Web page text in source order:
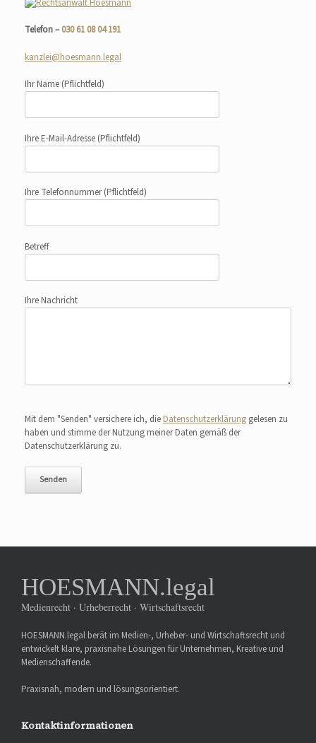
Telefon –030 61 08 04 191
kanzlei@hoesmann.legal
Ihr Name (Pflichtfeld)
Ihre E-Mail-Adresse (Pflichtfeld)
Ihre Telefonnummer(Pflichtfeld)
Betreff
Ihre Nachricht
Mit dem "Senden" versichere ich, die Datenschutzerklärung gelesen zu
haben und stimme der Nutzung meiner Daten gemäß der
Datenschutzerklärung zu.
HOESMANN.legal
Medienrecht · Urheberrecht · Wirtschaftsrecht
HOESMANN.legal berät im Medien-, Urheber- und Wirtschaftsrecht und
entwickelt klare, praxisnahe Lösungen für Unternehmen, Kreative und
Medienschaffende.
Praxisnah, modern und lösungsorientiert.
Kontaktinformationen